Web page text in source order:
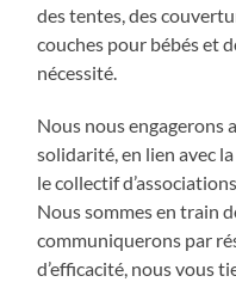
des tentes, des
couches pour bébés et
nécessité.
Nous nous engagerons
solidarité, en lien avec
le collectif
Nous sommes en train
communiquerons par
d’efficacité, nous vous